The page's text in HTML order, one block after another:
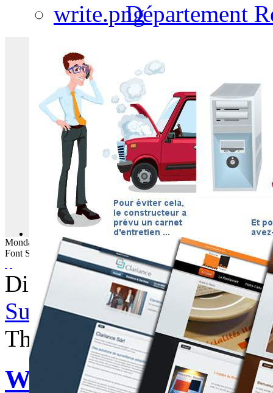
Département
Monday August 2026
Font Size
Displaying items by tag:
Subscribe to this RSS feed
Thursday, 07 July 2011
WebBuzz du 07/07/